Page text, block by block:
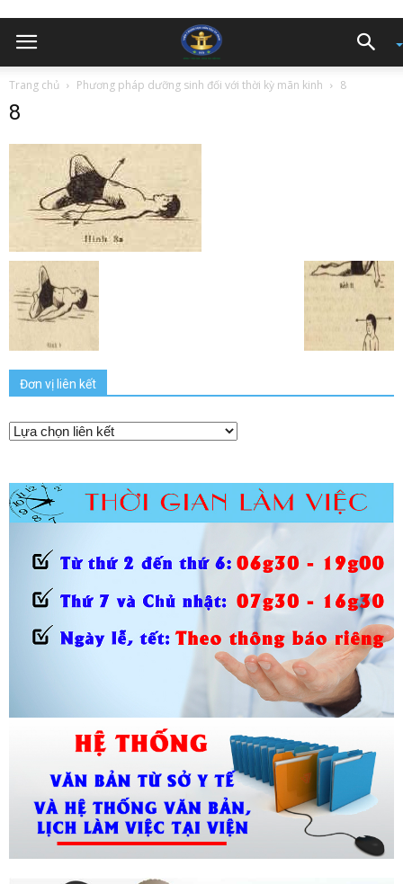
Trang chủ Phương pháp dưỡng sinh đối với thời kỳ mãn kinh 8
8
Đơn vị liên kết